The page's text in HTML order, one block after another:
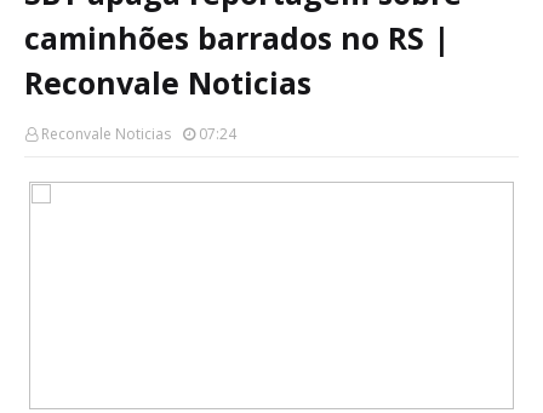
caminhões barrados no RS |
Reconvale Noticias
Reconvale Noticias 07:24